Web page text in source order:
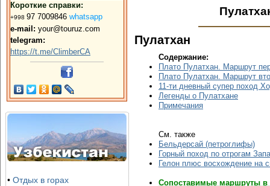
Озеро Айдаркуль, тур, гарантированные
даты
Отправка группы — каждую субботу, начиная с июня
Короткие справки:
+998 97 7009846 whatsapp
e-mail: your@touruz.com
telegram:
https://t.me/ClimberCA
• Отдых в горах
Пулатхан
Содержание:
Плато Пулатхан. Маршрут
Плато Пулатхан. Маршрут
11-ти дневный супер поход
Легенды о Пулатхане
Примечания
См. также
Бельдерсай (петроглифы)
Горный поход по отрогам
Гелон плюс восхождение на
Сопоставимые маршруты в